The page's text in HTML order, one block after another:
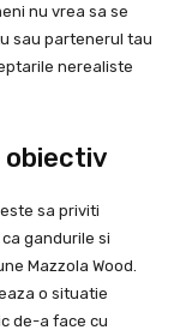
nu vrea sa se
sau partenerul tau
nerealiste
obiectiv
sa priviti
gandurile si
Mazzola Wood.
o situatie
de-a face cu